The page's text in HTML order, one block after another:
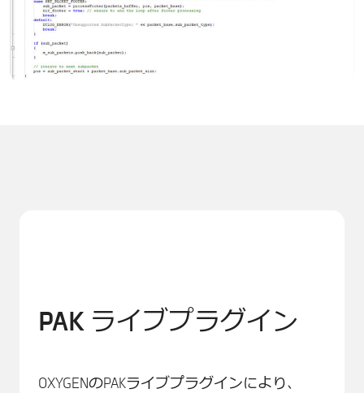
PAK ライブプラグイン
OXYGENのPAKライブプラグインにより、